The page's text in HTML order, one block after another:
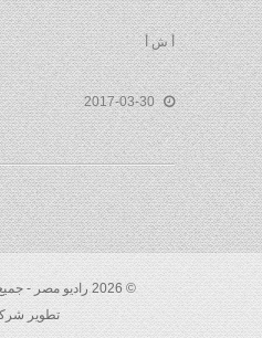
أ ش أ
2017-03-30
© 2026 راديو مصر -
تطوير